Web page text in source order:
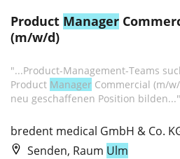
Product Manager
(m/w/d)
"...Product-Management-Teams
Product Manager Commercial (m/
neu geschaffenen Position bilden..."
bredent medical GmbH & Co.
Senden, Raum Ulm